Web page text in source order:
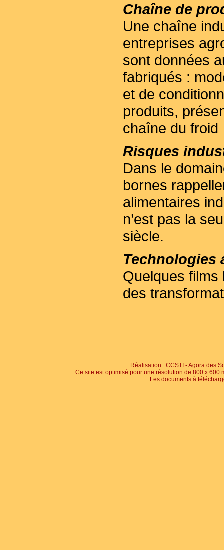
Chaîne de
Une chaîne
entreprises
sont données
fabriqués :
et de
produits,
chaîne du
Risques
Dans le
bornes
alimentaires
n’est pas la
siècle.
Technologies
Quelques films
des
Réalisation : CCSTI - Agora des
Ce site est optimisé pour une résolution de 800 x 600
Les documents à